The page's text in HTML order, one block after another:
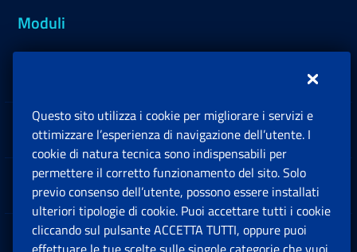
Moduli
Sedi e Contatti
Software
Note Legali
Questo sito utilizza i cookie per migliorare i servizi e
ottimizzare l’esperienza di navigazione dell’utente. I
cookie di natura tecnica sono indispensabili per
permettere il corretto funzionamento del sito. Solo
previo consenso dell’utente, possono essere installati
ulteriori tipologie di cookie. Puoi accettare tutti i cookie
cliccando sul pulsante ACCETTA TUTTI, oppure puoi